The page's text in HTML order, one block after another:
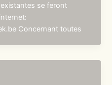
se feront
Concernant toutes